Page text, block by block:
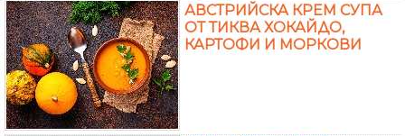
АВСТРИЙСКА КРЕМ СУПА
ОТ ТИКВА ХОКАЙДО,
КАРТОФИ И МОРКОВИ